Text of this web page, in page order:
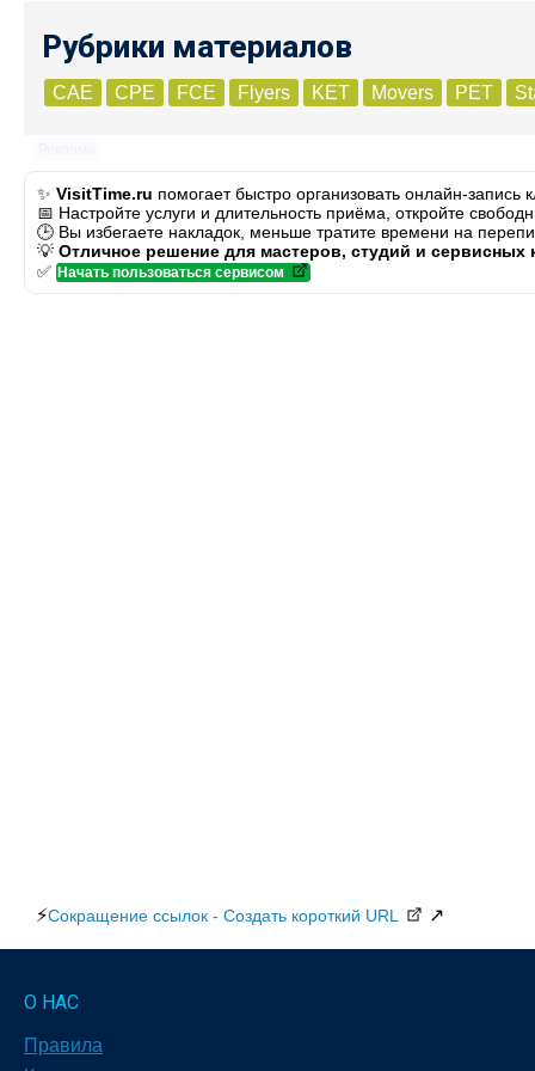
Рубрики материалов
CAE CPE FCE Flyers KET Movers PET
✨ VisitTime.ru помогает быстро организовать онлайн-
📅 Настройте услуги и длительность приёма, откройте
🕒 Вы избегаете накладок, меньше тратите времени на
💡 Отличное решение для мастеров, студий и сервисных
✅ Начать пользоваться сервисом
⚡Сокращение ссылок - Создать короткий URL ↗
О НАС
Правила